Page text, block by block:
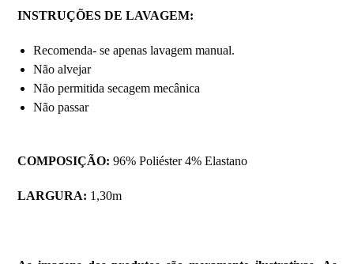
INSTRUÇÕES DE LAVAGEM:
Recomenda- se apenas lavagem manual.
Não alvejar
Não permitida secagem mecânica
Não passar
COMPOSIÇÃO: 96% Poliéster 4% Elastano
LARGURA: 1,30m